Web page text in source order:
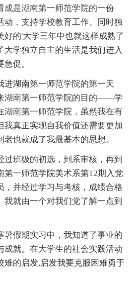
成是湖南第一师范学院的一份
动，支持学校教育工作。同时独
好的'大学三年中也就这样成熟了
大学独立自主的生活是我们进入
促。
进湖南第一师范学院的第一天
湖南第一师范学院的目的——学
湖南第一师范学院，虽然我在有
我真正实现自我价值还需要更加
也就成了我最基本的思想。
过班级的初选，到系审核，再到
第一师范学院美术系第12期入党
，并经过学习与考核，成绩合格
我就由一个对我们党了解一点到
暑假期实习中，我知道了事业的
成就。在大学生的社会实践活动
难的启发,启发我要克服困难勇于